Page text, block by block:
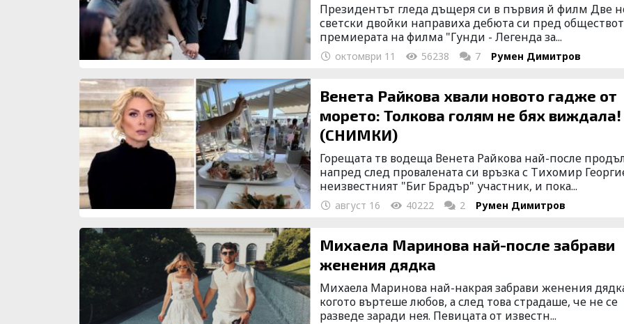
Президентът гледа дъщеря си в първия й филм Две
светски двойки направиха дебюта си пред
премиерата на филма "Гунди - Легенда за...
октомври 11 56238 7 Румен Димитров
Венета Райкова хвали новото гадже от
морето: Толкова голям не бях виждала!
(СНИМКИ)
Горещата тв водеща Венета Райкова най-после
напред след провалената си връзка с Тихомир
неизвестният "Биг Брадър" участник, и пока...
август 16 40222 2 Румен Димитров
Михаела Маринова най-после забрави
женения дядка
Михаела Маринова най-накрая забрави женения
когото въртеше любов, а след това страдаше, че не се
разведе заради нея. Певицата от известн...